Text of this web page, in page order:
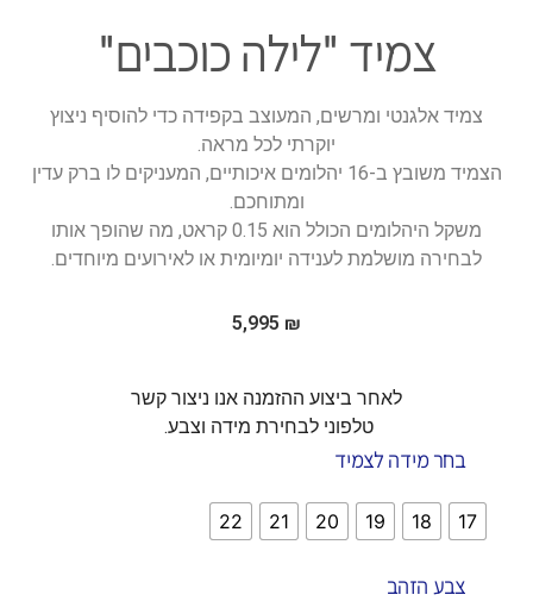
צמיד "לילה כוכבים"
צמיד אלגנטי ומרשים, המעוצב בקפידה כדי להוסיף ניצוץ
יוקרתי לכל מראה.
הצמיד משובץ ב-16 יהלומים איכותיים, המעניקים לו ברק עדין
ומתוחכם.
משקל היהלומים הכולל הוא 0.15 קראט, מה שהופך אותו
לבחירה מושלמת לענידה יומיומית או לאירועים מיוחדים.
5,995 ₪
לאחר ביצוע ההזמנה אנו ניצור קשר
טלפוני לבחירת מידה וצבע.
בחר מידה לצמיד
17
18
19
20
21
22
צבע הזהב